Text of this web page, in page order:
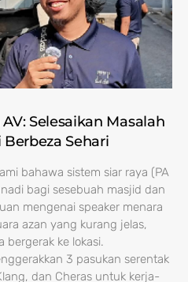
Selesaikan Masalah
Berbeza Sehari
bahawa sistem siar raya (PA
bagi sesebuah masjid dan
mengenai speaker menara
azan yang kurang jelas,
bergerak ke lokasi.
3 pasukan serentak
dan Cheras untuk kerja-